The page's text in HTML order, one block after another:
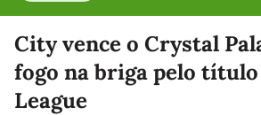
Selecione o time para ver as notícias
City vence o Crystal
fogo na briga pelo
League